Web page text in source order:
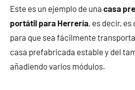
Este es un ejemplo de una casa
portátil para Herrería, es decir,
para que sea fácilmente
casa prefabricada estable y del
añadiendo varios módulos.